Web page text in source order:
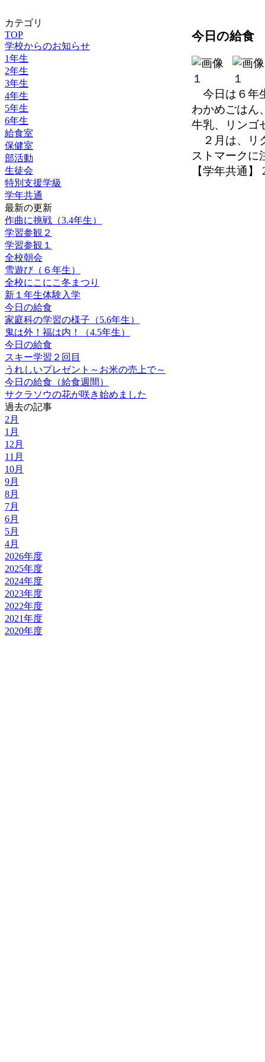
カテゴリ
TOP
学校からのお知らせ
1年生
2年生
3年生
4年生
5年生
6年生
給食室
保健室
部活動
生徒会
特別支援学級
学年共通
最新の更新
作曲に挑戦（3.4年生）
学習参観２
学習参観１
全校朝会
雪遊び（６年生）
全校にこにこ冬まつり
新１年生体験入学
今日の給食
家庭科の学習の様子（5.6年生）
鬼は外！福は内！（4.5年生）
今日の給食
スキー学習２回目
うれしいプレゼント～お米の売上で～
今日の給食（給食週間）
サクラソウの花が咲き始めました
過去の記事
2月
1月
12月
11月
10月
9月
8月
7月
6月
5月
4月
2026年度
2025年度
2024年度
2023年度
2022年度
2021年度
2020年度
今日の給食
今日は６年
わかめごはん
牛乳、リンゴ
２月は、リ
ストマークに
【学年共通】